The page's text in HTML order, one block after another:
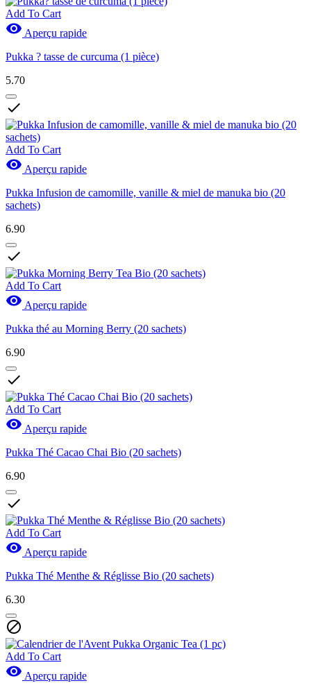
Add To Cart
 Aperçu rapide
Pukka ? tasse de curcuma (1 pièce)
5.70

Add To Cart
 Aperçu rapide
Pukka Infusion de camomille, vanille & miel de manuka bio (20
sachets)
6.90

Add To Cart
 Aperçu rapide
Pukka thé au Morning Berry (20 sachets)
6.90

Add To Cart
 Aperçu rapide
Pukka Thé Cacao Chai Bio (20 sachets)
6.90

Add To Cart
 Aperçu rapide
Pukka Thé Menthe & Réglisse Bio (20 sachets)
6.30

Add To Cart
 Aperçu rapide